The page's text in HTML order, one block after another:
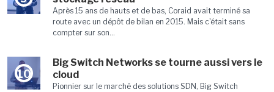
Après 15 ans de hauts et de bas, Coraid avait terminé sa
route avec un dépôt de bilan en 2015. Mais c'était sans
compter sur son...
10
Big Switch Networks se tourne aussi vers le
cloud
Pionnier sur le marché des solutions SDN, Big Switch